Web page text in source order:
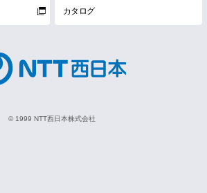
カタログ
© 1999 NTT西日本株式会社